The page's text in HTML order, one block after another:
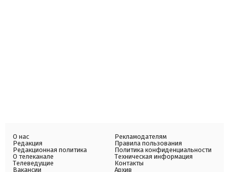
О нас
Редакция
Редакционная политика
О телеканале
Телеведущие
Вакансии
Рекламодателям
Правила пользования
Политика конфиденциальности
Техническая информация
Контакты
Архив